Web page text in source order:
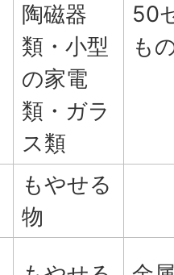
陶磁器
類・小型
の家電
類・ガラ
ス類
50
も
もやせる
物